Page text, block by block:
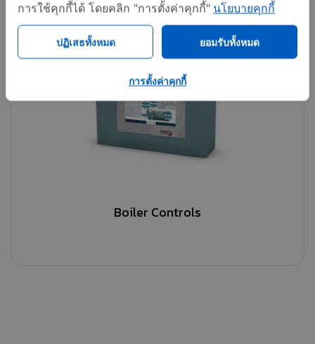
Boiler Controls
การใช้คุกกี้ได้ โดยคลิก "การตั้งค่าคุกกี้" นโยบายคุกกี้
ปฏิเสธทั้งหมด ยอมรับทั้งหมด
การตั้งค่าคุกกี้